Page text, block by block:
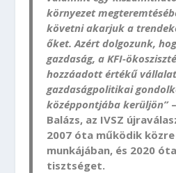
környezet
követni akarjuk a
őket. Azért dolgozunk,
gazdaság, a KFI-
hozzáadott értékű
gazdaságpolitikai
középpontjába kerüljön”
Balázs, az IVSZ
2007 óta működik
munkájában, és 2020
tisztséget.